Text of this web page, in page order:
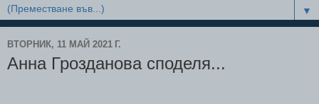
▼
ВТОРНИК, 11 МАЙ 2021 Г.
Анна Грозданова споделя...